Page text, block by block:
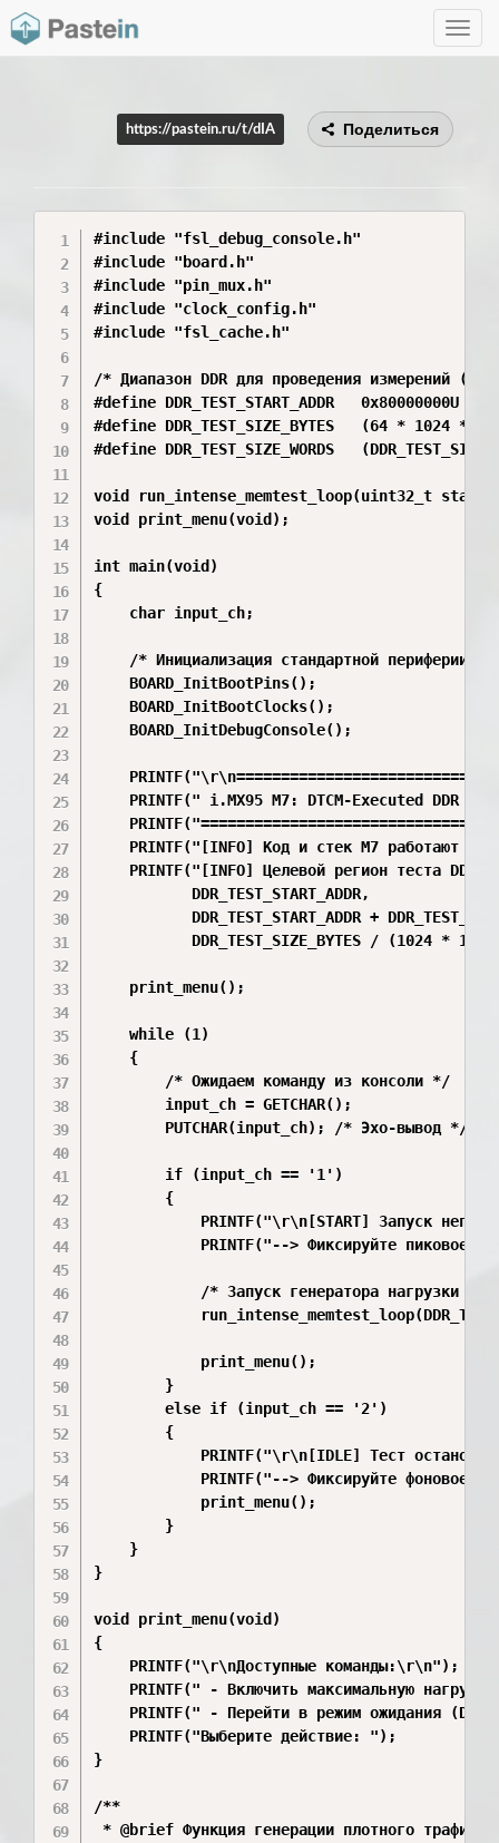
Toggle
https://pastein.ru/t/dIA Поделиться
#include "fsl_debug_console.h"
#include "board.h"
#include "pin_mux.h"
#include "clock_config.h"
#include "fsl_cache.h"
/* Диапазон DDR для проведения измерений
#define DDR_TEST_START_ADDR
#define DDR_TEST_SIZE_BYTES   (64 * 1024 *
#define DDR_TEST_SIZE_WORDS
void run_intense_memtest_loop(uint32_t
void print_menu(void);
int main(void)
{
    char input_ch;
/* Инициализация стандартной периферии и
    BOARD_InitBootPins();
    BOARD_InitBootClocks();
    BOARD_InitDebugConsole();
PRINTF(" i.MX95 M7: DTCM-Executed DDR
PRINTF("[INFO] Код и стек M7 работают из
PRINTF("[INFO] Целевой регион теста
           DDR_TEST_START_ADDR,
DDR_TEST_START_ADDR +
DDR_TEST_SIZE_BYTES / (1024 *
    print_menu();
    while (1)
    {
        /* Ожидаем команду из консоли */
        input_ch = GETCHAR();
        PUTCHAR(input_ch); /* Эхо-вывод */
        if (input_ch == '1')
        {
PRINTF("\r\n[START] Запуск
PRINTF("--> Фиксируйте пиковое
            /* Запуск генератора нагрузки */
            print_menu();
        }
        else if (input_ch == '2')
        {
PRINTF("\r\n[IDLE] Тест
PRINTF("--> Фиксируйте фоновое
            print_menu();
        }
    }
}
void print_menu(void)
{
    PRINTF("\r\nДоступные команды:\r\n");
PRINTF(" - Включить максимальную
PRINTF(" - Перейти в режим ожидания (DDR
    PRINTF("Выберите действие: ");
}
/**
* @brief Функция генерации плотного трафика